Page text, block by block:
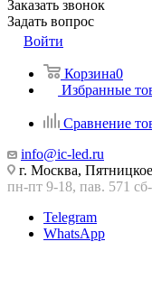
Заказать звонок
Задать вопрос
Войти
Корзина0
Избранные
Сравнение
info@ic-led.ru
г. Москва,
пн-пт 9-18, пав. 571
Telegram
WhatsApp